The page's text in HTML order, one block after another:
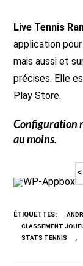
Live Tennis
application
mais aussi et
précises. Elle
Play Store.
Configuration
au moins.
WP-Appbox
ÉTIQUETTES:
CLASSEMENT
STATS TENNIS ,